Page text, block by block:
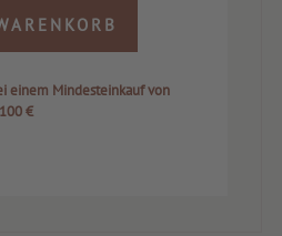
einem Mindesteinkauf von
100 €